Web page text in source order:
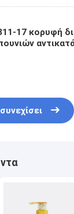
17 κορυφή